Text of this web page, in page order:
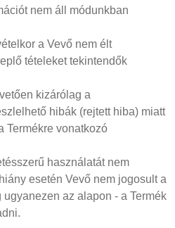
nem áll módunkban
a Vevő nem élt
tételeket tekintendők
kizárólag a
hibák (rejtett hiba) miatt
Termékre vonatkozó
használatát nem
esetén Vevő nem jogosult a
az alapon - a Termék